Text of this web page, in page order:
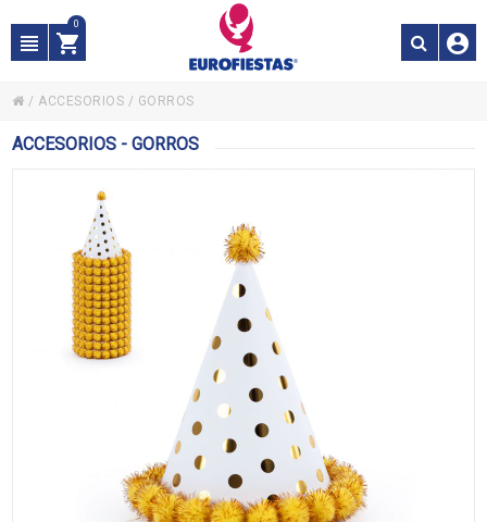
0
/ ACCESORIOS / GORROS
ACCESORIOS - GORROS